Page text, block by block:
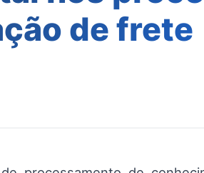
de frete